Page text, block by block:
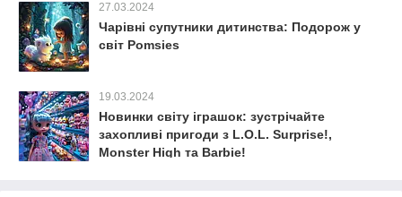
27.03.2024
Чарівні супутники дитинства: Подорож у
світ Pomsies
19.03.2024
Новинки світу іграшок: зустрічайте
захопливі пригоди з L.O.L. Surprise!,
Monster High та Barbie!